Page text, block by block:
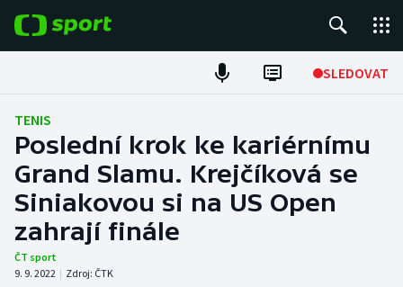
SLEDOVAT
Fotbal
Hokej
Tenis
Atletika
TENIS
Poslední krok ke kariérnímu
Grand Slamu. Krejčíková se
Siniakovou si na US Open
zahrají finále
ČT sport
9. 9. 2022 | Zdroj: ČTK